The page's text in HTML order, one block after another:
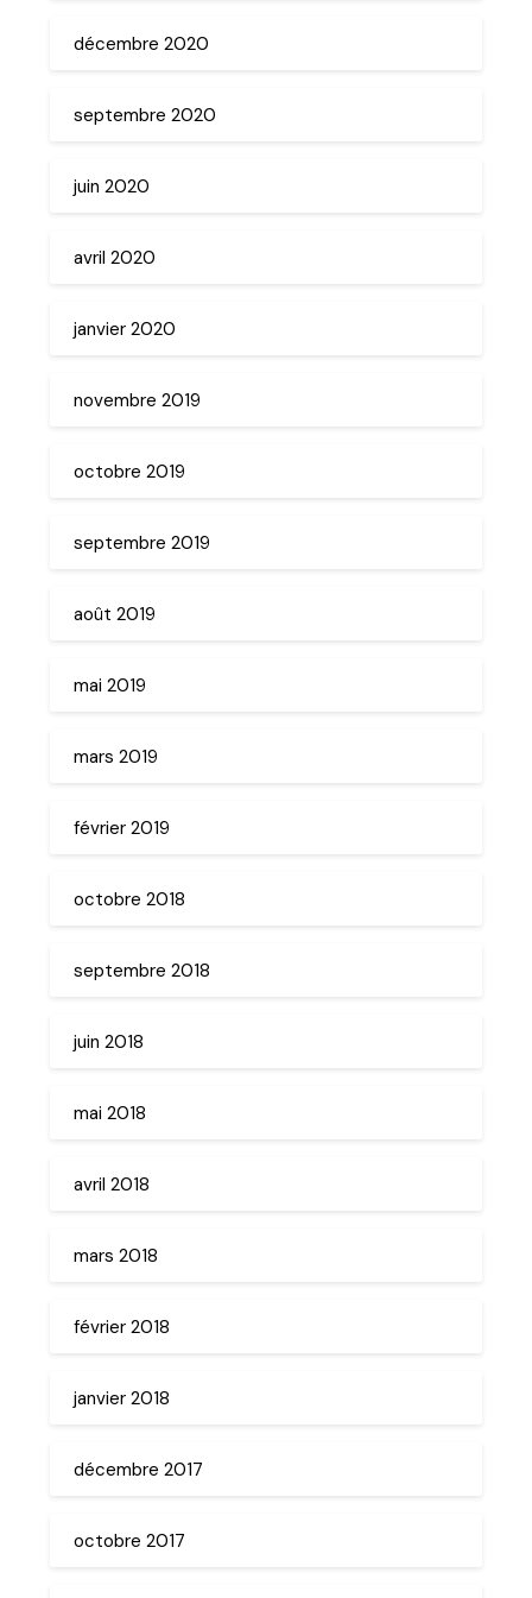
décembre 2020
septembre 2020
juin 2020
avril 2020
janvier 2020
novembre 2019
octobre 2019
septembre 2019
août 2019
mai 2019
mars 2019
février 2019
octobre 2018
septembre 2018
juin 2018
mai 2018
avril 2018
mars 2018
février 2018
janvier 2018
décembre 2017
octobre 2017